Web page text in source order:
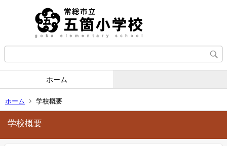
ホーム
ホーム 学校概要
学校概要